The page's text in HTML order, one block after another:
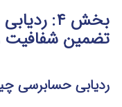
تضمین شفافیت
ردیابی حسابرسی